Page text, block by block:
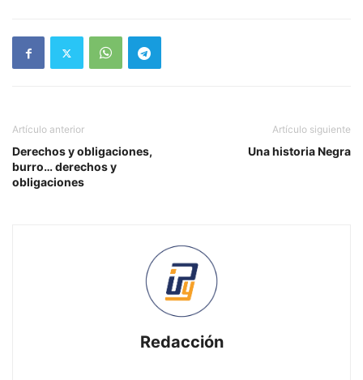
Artículo anterior
Derechos y obligaciones,
burro… derechos y
obligaciones
Artículo siguiente
Una historia Negra
Redacción